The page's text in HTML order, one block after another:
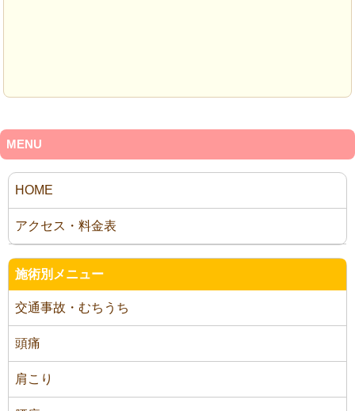
MENU
施術別メニュー
交通事故・むちうち
頭痛
肩こり